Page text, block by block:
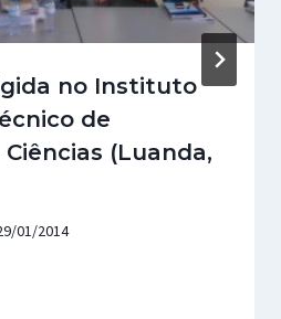
no Instituto
de
(Luanda,
01/2014